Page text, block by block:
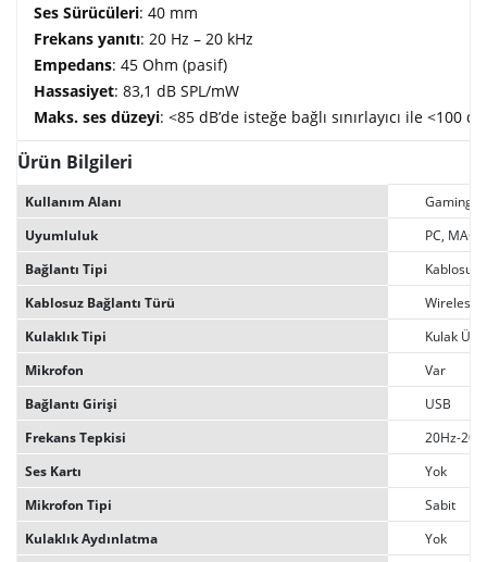
Ses Sürücüleri: 40 mm
Frekans yanıtı: 20 Hz – 20 kHz
Empedans: 45 Ohm (pasif)
Hassasiyet: 83,1 dB SPL/mW
Maks. ses düzeyi: <85 dB’de isteğe bağlı sınırlayıcı ile <100 dB
Ürün Bilgileri
Kullanım Alanı
Gaming
Uyumluluk
PC, MAC,
Bağlantı Tipi
Kablosuz
Kablosuz Bağlantı Türü
Wireless,
Kulaklık Tipi
Kulak
Mikrofon
Var
Bağlantı Girişi
USB
Frekans Tepkisi
20Hz-
Ses Kartı
Yok
Mikrofon Tipi
Sabit
Kulaklık Aydınlatma
Yok